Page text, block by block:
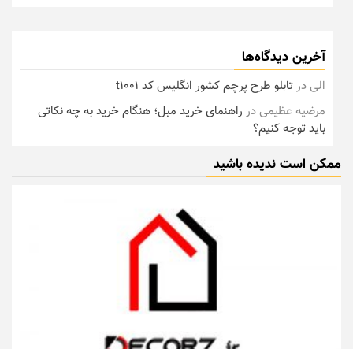
آخرین دیدگاه‌ها
الیدرتابلو طرح پرچم کشور انگلیس کد t1001
مرضیه عظیمیدر راهنمای خرید مبل؛ هنگام خرید به چه نکاتی
باید توجه کنیم؟
ممکن است ندیده باشید